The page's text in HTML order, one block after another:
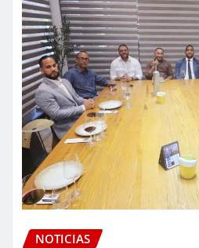
NOTICIAS